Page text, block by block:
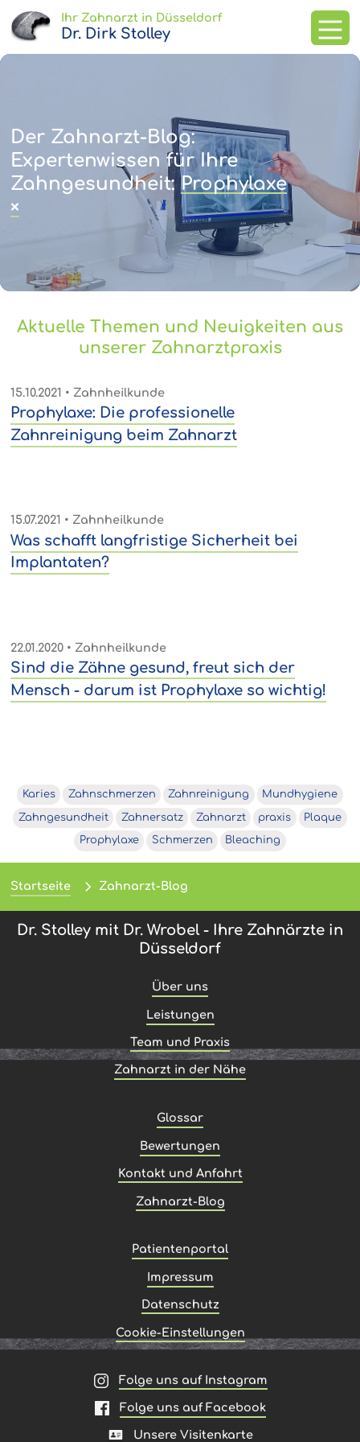
Ihr Zahnarzt in Düsseldorf
Dr. Dirk Stolley
Leistungen
Team und Praxis
0211 / 385 46 10
Termin vereinbaren
Der Zahnarzt-Blog:
Expertenwissen für Ihre
Zahngesundheit:Prophylaxe
×
Aktuelle Themen und Neuigkeiten aus
unserer Zahnarztpraxis
15.10.2021 • Zahnheilkunde
Prophylaxe: Die professionelle
Zahnreinigung beim Zahnarzt
15.07.2021 • Zahnheilkunde
Was schafft langfristige Sicherheit bei
Implantaten?
22.01.2020• Zahnheilkunde
Sind die Zähne gesund, freut sich der
Mensch - darum ist Prophylaxe so wichtig!
Karies Zahnschmerzen Zahnreinigung Mundhygiene
Zahngesundheit Zahnersatz Zahnarzt praxis Plaque
Prophylaxe Schmerzen Bleaching
Startseite Zahnarzt-Blog
Dr. Stolley mit Dr. Wrobel - Ihre Zahnärzte in
Düsseldorf
Über uns
Leistungen
Team und Praxis
Zahnarzt in der Nähe
Glossar
Bewertungen
Kontakt und Anfahrt
Zahnarzt-Blog
Patientenportal
Impressum
Datenschutz
Cookie-Einstellungen
Folge uns auf Instagram
Folge uns auf Facebook
Unsere Visitenkarte